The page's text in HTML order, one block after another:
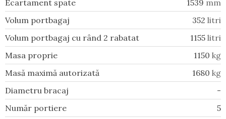
Ecartament spate
1539 mm
Volum portbagaj
352 litri
Volum portbagaj cu rând 2 rabatat
1155 litri
Masa proprie
1150 kg
Masă maximă autorizată
1680 kg
Diametru bracaj
-
Număr portiere
5